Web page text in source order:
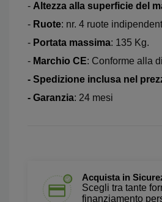
- Altezza alla superficie del
- Ruote: nr. 4 ruote
- Portata massima: 135 Kg.
- Marchio CE: Conforme alla
- Spedizione inclusa nel
- Garanzia: 24 mesi
Acquista in
Scegli tra tante
finanziamento